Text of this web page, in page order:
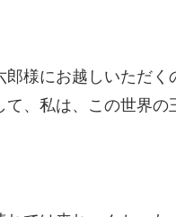
郎様にお越しいただ
、私は、この世界の